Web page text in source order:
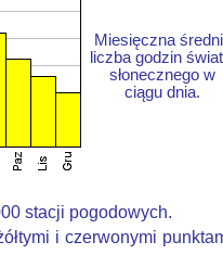
Miesięczna
liczba godzin
słonecznego w
ciągu dnia.
stacji pogodowych.
i czerwonymi